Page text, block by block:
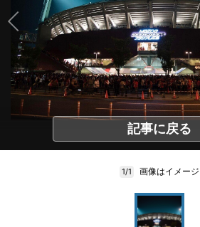
記事に戻る
1/1 画像はイメージ